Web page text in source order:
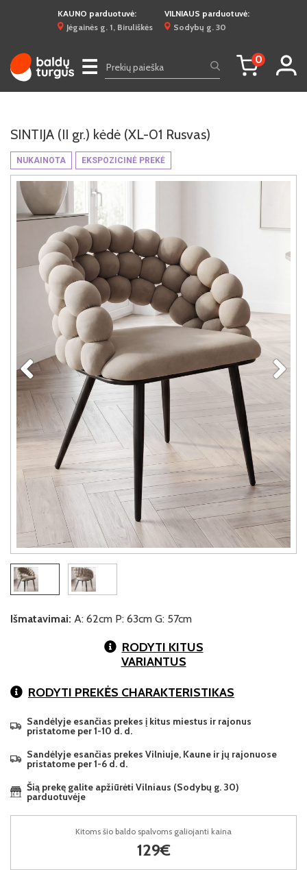
KAUNO parduotuvė:
Jėgainės g. 1, Biruliškės
VILNIAUS parduotuvė:
Sodybų g. 30
☰ 0
NUKAINOTA EKSPOZICINĖ PREKĖ
SINTIJA (II gr.) kėdė (XL-01 Rusvas)
Išmatavimai: A: 62cm P: 63cm G: 57cm
RODYTI KITUS
VARIANTUS
RODYTI PREKĖS CHARAKTERISTIKAS
Sandėlyje esančias prekes į kitus miestus ir rajonus
pristatome per 1-10 d. d.
Sandėlyje esančias prekes Vilniuje, Kaune ir jų rajonuose
pristatome per 1-6 d. d.
Šią prekę galite apžiūrėti Vilniaus (Sodybų g. 30)
parduotuvėje
Kitoms šio baldo spalvoms galiojanti kaina
129€